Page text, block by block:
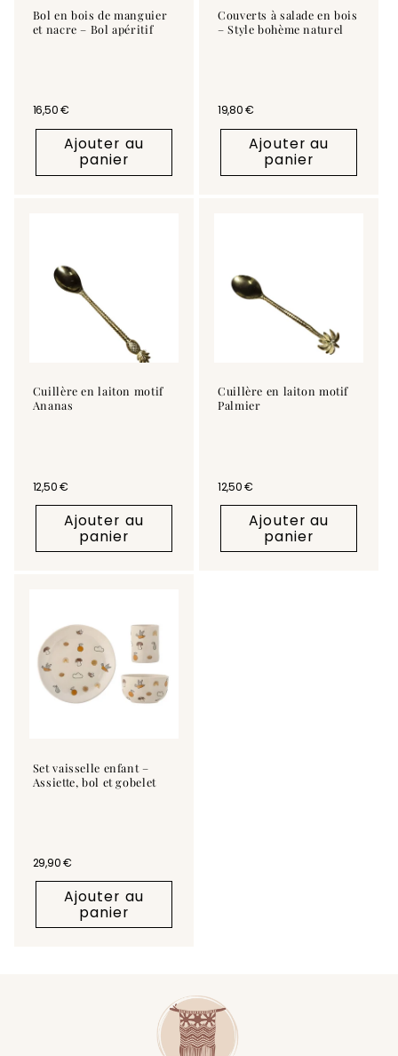
Bol en bois de manguier
et nacre – Bol apéritif
Prix habituel
16,50 €
Ajouter au
panier
Couverts à salade en bois
– Style bohème naturel
Prix habituel
19,80 €
Ajouter au
panier
Cuillère en laiton motif
Ananas
Prix habituel
12,50 €
Ajouter au
panier
Cuillère en laiton motif
Palmier
Prix habituel
12,50 €
Ajouter au
panier
Set vaisselle enfant –
Assiette, bol et gobelet
Prix habituel
29,90 €
Ajouter au
panier